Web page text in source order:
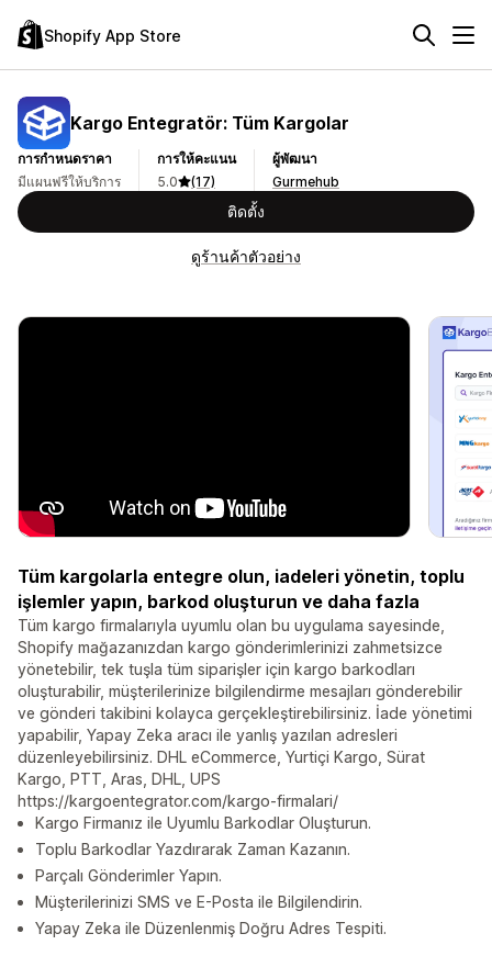
Shopify App Store
Kargo Entegratör: Tüm Kargolar
การกำหนดราคา
มีแผนฟรีให้บริการ
การให้คะแนน
5.0
(17)
ผู้พัฒนา
Gurmehub
ติดตั้ง
ดูร้านค้าตัวอย่าง
Tüm kargolarla entegre olun, iadeleri yönetin, toplu
işlemler yapın, barkod oluşturun ve daha fazla
Tüm kargo firmalarıyla uyumlu olan bu uygulama sayesinde,
Shopify mağazanızdan kargo gönderimlerinizi zahmetsizce
yönetebilir, tek tuşla tüm siparişler için kargo barkodları
oluşturabilir, müşterilerinize bilgilendirme mesajları gönderebilir
ve gönderi takibini kolayca gerçekleştirebilirsiniz. İade yönetimi
yapabilir, Yapay Zeka aracı ile yanlış yazılan adresleri
düzenleyebilirsiniz. DHL eCommerce, Yurtiçi Kargo, Sürat
Kargo, PTT, Aras, DHL, UPS
https://kargoentegrator.com/kargo-firmalari/
Kargo Firmanız ile Uyumlu Barkodlar Oluşturun.
Toplu Barkodlar Yazdırarak Zaman Kazanın.
Parçalı Gönderimler Yapın.
Müşterilerinizi SMS ve E-Posta ile Bilgilendirin.
Yapay Zeka ile Düzenlenmiş Doğru Adres Tespiti.